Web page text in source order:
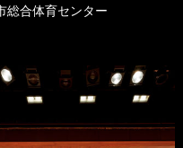
総合体育センター